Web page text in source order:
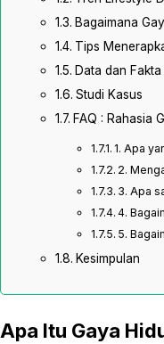
Bagaimana
Tips
Data dan Fakta
Studi Kasus
FAQ : Rahasia
1. Apa
2.
3. Apa
4.
5.
Kesimpulan
Apa Itu Gaya